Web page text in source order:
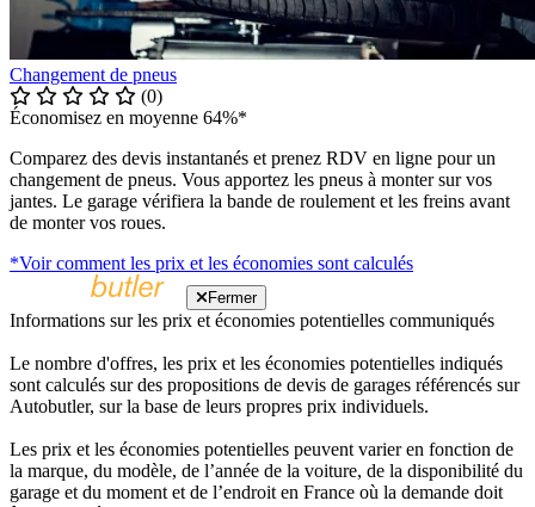
Changement de pneus
(0)
Économisez en moyenne 64%*
Comparez des devis instantanés et prenez RDV en ligne pour un
changement de pneus. Vous apportez les pneus à monter sur vos
jantes. Le garage vérifiera la bande de roulement et les freins avant
de monter vos roues.
*Voir comment les prix et les économies sont calculés
Fermer
Informations sur les prix et économies potentielles communiqués
Le nombre d'offres, les prix et les économies potentielles indiqués
sont calculés sur des propositions de devis de garages référencés sur
Autobutler, sur la base de leurs propres prix individuels.
Les prix et les économies potentielles peuvent varier en fonction de
la marque, du modèle, de l’année de la voiture, de la disponibilité du
garage et du moment et de l’endroit en France où la demande doit